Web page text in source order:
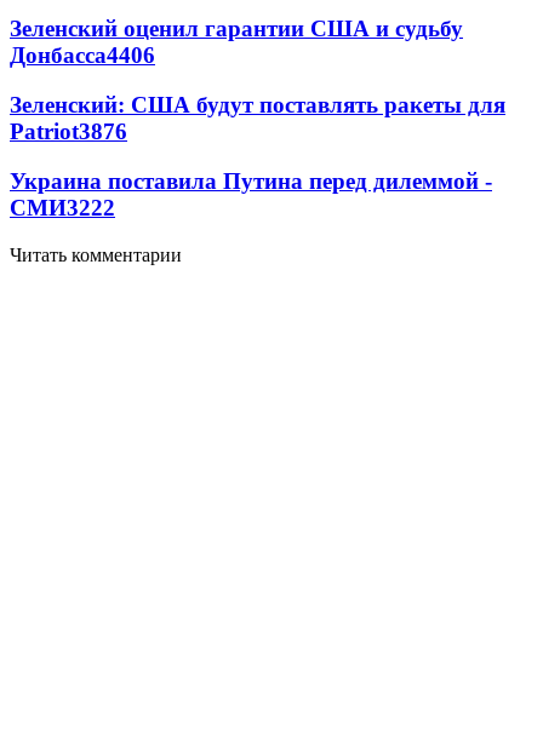
Зеленский оценил гарантии США и судьбу
Донбасса4406
Зеленский: США будут поставлять ракеты для
Patriot3876
Украина поставила Путина перед дилеммой -
СМИ3222
Читать комментарии